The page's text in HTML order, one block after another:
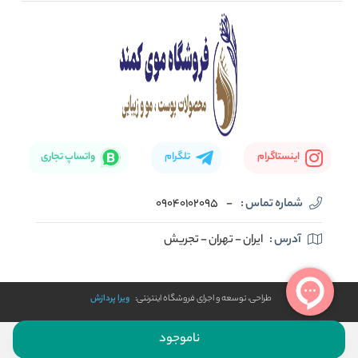
ناموجود
اینستاگرام تلگرام واتساپ تجاری
شماره تماس : -
09040102095
آدرس : ایران - تهران - تجریش
طراحی، توسعه و اجرای فروشگاه اینترنتی: ویرا پردازش